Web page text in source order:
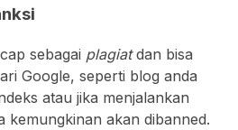
sebagai plagiatdan bisa
Google, seperti blog anda
atau jika menjalankan
kemungkinan akan dibanned.